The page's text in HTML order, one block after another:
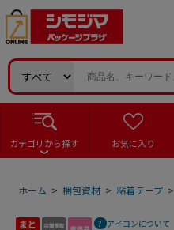
カテゴリから探す お気に入り
ホーム > 梱包資材 > 粘着テープ >
アイコンについて